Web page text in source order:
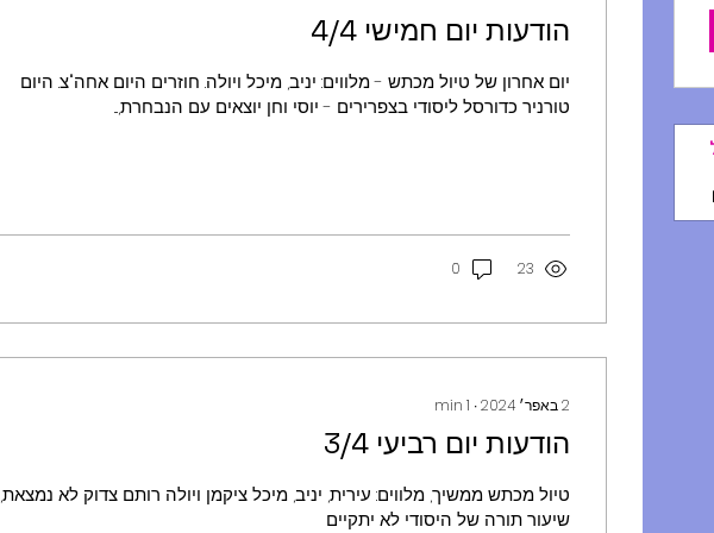
הודעות יום חמישי 4/4
יום אחרון של טיול מכתש - מלווים: יניב, מיכל ויולה. חוזרים היום אחה"צ. היום
טורניר כדורסל ליסודי בצפרירים - יוסי וחן יוצאים עם הנבחרת,...
23
0
2 באפר׳ 2024 ∙
1
min
הודעות יום רביעי 3/4
טיול מכתש ממשיך, מלווים: עירית, יניב, מיכל ציקמן ויולה רותם צדוק לא נמצאת,
שיעור תורה של היסודי לא יתקיים